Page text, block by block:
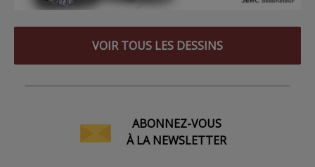
VOIR TOUS LES DESSINS
ABONNEZ-VOUS
À LA NEWSLETTER